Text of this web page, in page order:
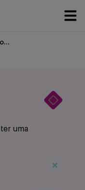
Mês de ASMD - Conheça mais sobre essa doença ultrarrara
uma